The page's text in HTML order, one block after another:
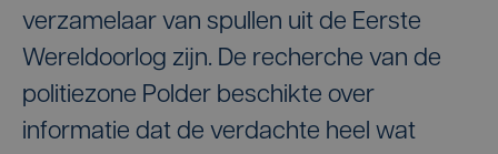
verzamelaar van spullen uit de Eerste
Wereldoorlog zijn. De recherche van de
politiezone Polder beschikte over
informatie dat de verdachte heel wat